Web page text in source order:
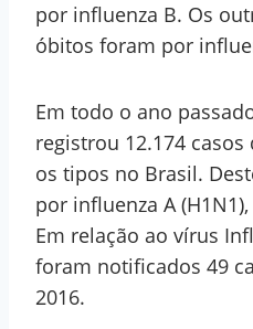
por influenza B. Os
óbitos foram por
Em todo o ano
registrou 12.174
os tipos no Brasil.
por influenza A
Em relação ao vírus
foram notificados 49
2016.